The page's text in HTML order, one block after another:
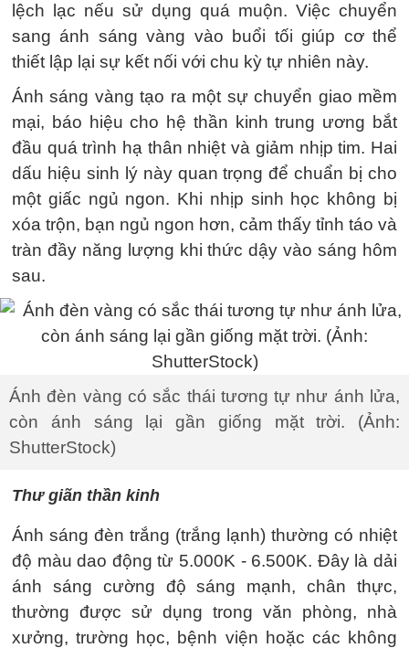
lệch lạc nếu sử dụng quá muộn. Việc chuyển
sang ánh sáng vàng vào buổi tối giúp cơ thể
thiết lập lại sự kết nối với chu kỳ tự nhiên này.
Ánh sáng vàng tạo ra một sự chuyển giao mềm
mại, báo hiệu cho hệ thần kinh trung ương bắt
đầu quá trình hạ thân nhiệt và giảm nhịp tim. Hai
dấu hiệu sinh lý này quan trọng để chuẩn bị cho
một giấc ngủ ngon. Khi nhịp sinh học không bị
xóa trộn, bạn ngủ ngon hơn, cảm thấy tỉnh táo và
tràn đầy năng lượng khi thức dậy vào sáng hôm
sau.
Ánh đèn vàng có sắc thái tương tự như ánh lửa,
còn ánh sáng lại gần giống mặt trời. (Ảnh:
ShutterStock)
Thư giãn thần kinh
Ánh sáng đèn trắng (trắng lạnh) thường có nhiệt
độ màu dao động từ 5.000K - 6.500K. Đây là dải
ánh sáng cường độ sáng mạnh, chân thực,
thường được sử dụng trong văn phòng, nhà
xưởng, trường học, bệnh viện hoặc các không